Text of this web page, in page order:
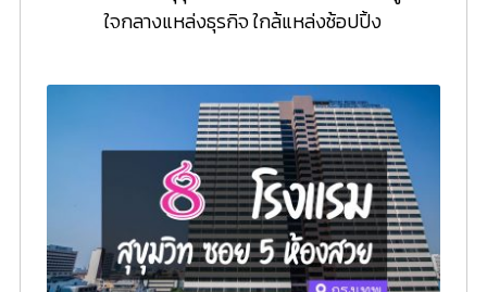
ใจกลางแหล่งธุรกิจ ใกล้แหล่งช้อปปิ้ง